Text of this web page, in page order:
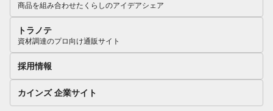
商品を組み合わせたくらしのアイデアシェア
トラノテ
資材調達のプロ向け通販サイト
採用情報
カインズ 企業サイト